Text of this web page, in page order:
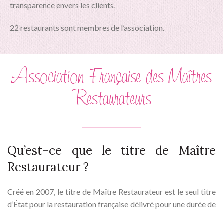
transparence envers les clients.
22 restaurants sont membres de l’association.
Association Française des Maîtres
Restaurateurs
Qu’est-ce que le titre de Maître
Restaurateur ?
Créé en 2007, le titre de Maître Restaurateur est le seul titre
d’État pour la restauration française délivré pour une durée de